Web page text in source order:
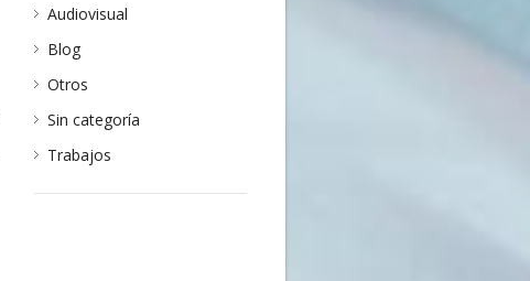
Audiovisual
Blog
Otros
Sin categoría
Trabajos